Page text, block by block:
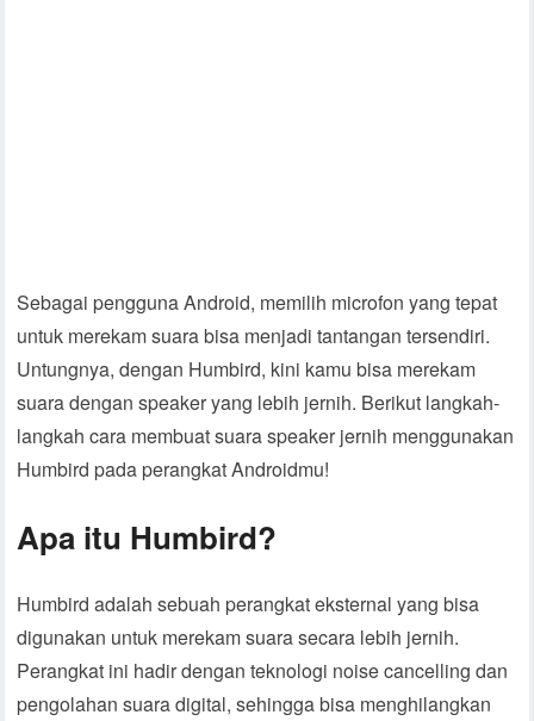
Sebagai pengguna Android, memilih microfon yang tepat
untuk merekam suara bisa menjadi tantangan tersendiri.
Untungnya, dengan Humbird, kini kamu bisa merekam
suara dengan speaker yang lebih jernih. Berikut langkah-
langkah cara membuat suara speaker jernih menggunakan
Humbird pada perangkat Androidmu!
Apa itu Humbird?
Humbird adalah sebuah perangkat eksternal yang bisa
digunakan untuk merekam suara secara lebih jernih.
Perangkat ini hadir dengan teknologi noise cancelling dan
pengolahan suara digital, sehingga bisa menghilangkan